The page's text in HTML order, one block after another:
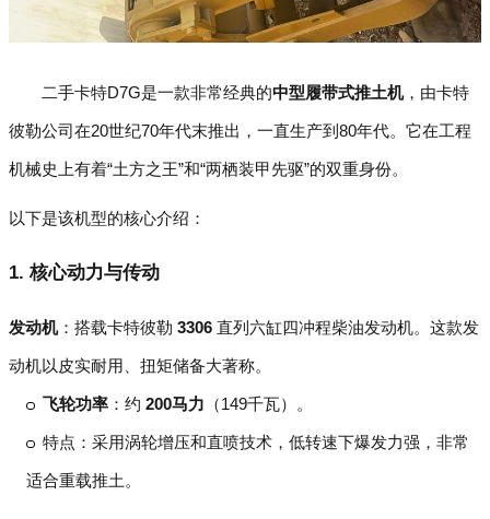
二手卡特D7G是一款非常经典的中型履带式推土机，由卡特
彼勒公司在20世纪70年代末推出，一直生产到80年代。它在工程
机械史上有着“土方之王”和“两栖装甲先驱”的双重身份。
以下是该机型的核心介绍：
1. 核心动力与传动
发动机：搭载卡特彼勒 3306 直列六缸四冲程柴油发动机。这款发
动机以皮实耐用、扭矩储备大著称。
飞轮功率 ：约 200马力 （149千瓦）。
特点：采用涡轮增压和直喷技术，低转速下爆发力强，非常
适合重载推土。